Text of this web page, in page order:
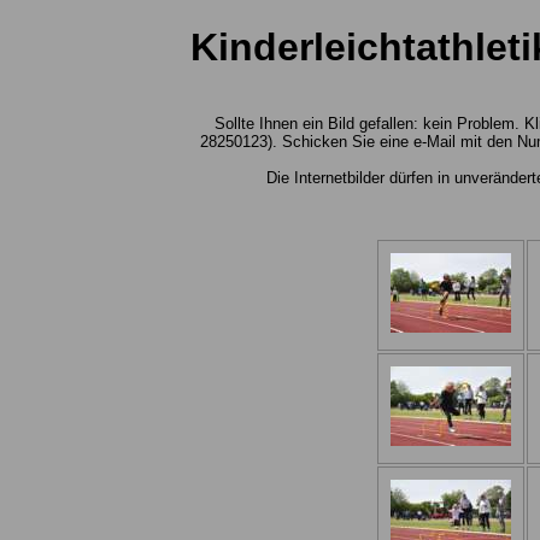
Sollte Ihnen ein Bild gefallen: kein Problem.
28250123). Schicken Sie eine e-Mail mit den
Die Internetbilder dürfen in